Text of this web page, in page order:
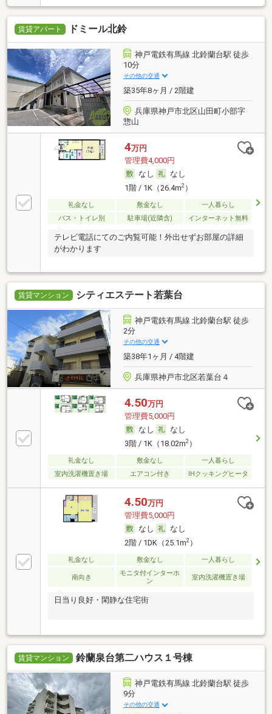
賃貸アパート ドミール北鈴
神戸電鉄有馬線 北鈴蘭台駅 徒歩
10分
その他の交通
築35年8ヶ月 / 2階建
兵庫県神戸市北区山田町小部字
惣山
4万円
管理費4,000円
なし
なし
1階 / 1K（26.4m2）
礼金なし 敷金なし
一人暮らし
バス・トイレ別
駐車場(近隣含) インターネット無料
テレビ電話にてのご内覧可能！外出せずお部屋の詳細
がわかります
賃貸マンション シティエステート若葉台
神戸電鉄有馬線 北鈴蘭台駅 徒歩
2分
その他の交通
築38年1ヶ月 / 4階建
兵庫県神戸市北区若葉台４
4.50万円
管理費5,000円
なし
なし
3階 / 1K（18.02m2）
礼金なし 敷金なし
一人暮らし
室内洗濯機置き場
エアコン付き IHクッキングヒータ
4.50万円
管理費5,000円
なし
なし
2階 / 1DK（25.1m2）
礼金なし 敷金なし 一人暮らし
南向き
モニタ付インターホ
ン
室内洗濯機置き場
日当り良好・閑静な住宅街
賃貸マンション 鈴蘭泉台第二ハウス１号棟
神戸電鉄有馬線 北鈴蘭台駅 徒歩
9分
その他の交通